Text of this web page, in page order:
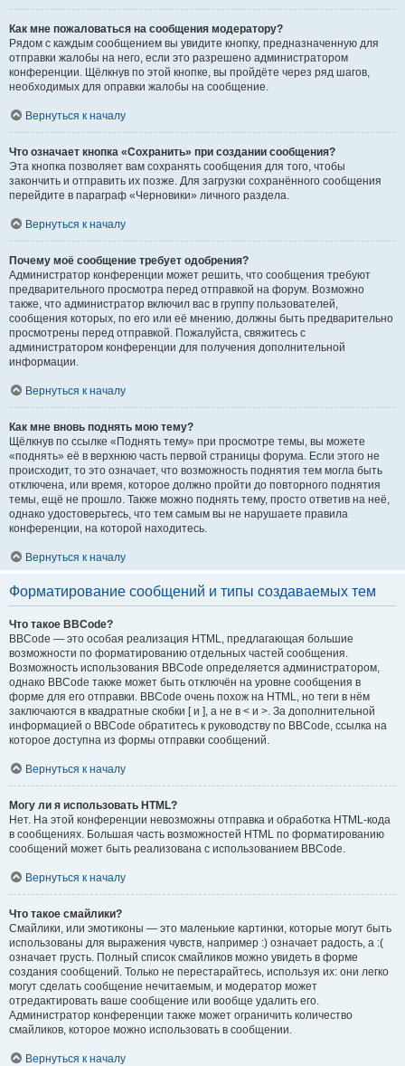
Как мне пожаловаться на сообщения модератору?
Рядом с каждым сообщением вы увидите кнопку, предназначенную для
отправки жалобы на него, если это разрешено администратором
конференции. Щёлкнув по этой кнопке, вы пройдёте через ряд шагов,
необходимых для оправки жалобы на сообщение.
Вернуться к началу
Что означает кнопка «Сохранить» при создании сообщения?
Эта кнопка позволяет вам сохранять сообщения для того, чтобы
закончить и отправить их позже. Для загрузки сохранённого сообщения
перейдите в параграф «Черновики» личного раздела.
Вернуться к началу
Почему моё сообщение требует одобрения?
Администратор конференции может решить, что сообщения требуют
предварительного просмотра перед отправкой на форум. Возможно
также, что администратор включил вас в группу пользователей,
сообщения которых, по его или её мнению, должны быть предварительно
просмотрены перед отправкой. Пожалуйста, свяжитесь с
администратором конференции для получения дополнительной
информации.
Вернуться к началу
Как мне вновь поднять мою тему?
Щёлкнув по ссылке «Поднять тему» при просмотре темы, вы можете
«поднять» её в верхнюю часть первой страницы форума. Если этого не
происходит, то это означает, что возможность поднятия тем могла быть
отключена, или время, которое должно пройти до повторного поднятия
темы, ещё не прошло. Также можно поднять тему, просто ответив на неё,
однако удостоверьтесь, что тем самым вы не нарушаете правила
конференции, на которой находитесь.
Вернуться к началу
Форматирование сообщений и типы создаваемых тем
Что такое BBCode?
BBCode — это особая реализация HTML, предлагающая большие
возможности по форматированию отдельных частей сообщения.
Возможность использования BBCode определяется администратором,
однако BBCode также может быть отключён на уровне сообщения в
форме для его отправки. BBCode очень похож на HTML, но теги в нём
заключаются в квадратные скобки [ и ], а не в < и >. За дополнительной
информацией о BBCode обратитесь к руководству по BBCode, ссылка на
которое доступна из формы отправки сообщений.
Вернуться к началу
Могу ли я использовать HTML?
Нет. На этой конференции невозможны отправка и обработка HTML-кода
в сообщениях. Большая часть возможностей HTML по форматированию
сообщений может быть реализована с использованием BBCode.
Вернуться к началу
Что такое смайлики?
Смайлики, или эмотиконы — это маленькие картинки, которые могут быть
использованы для выражения чувств, например :) означает радость, а :(
означает грусть. Полный список смайликов можно увидеть в форме
создания сообщений. Только не перестарайтесь, используя их: они легко
могут сделать сообщение нечитаемым, и модератор может
отредактировать ваше сообщение или вообще удалить его.
Администратор конференции также может ограничить количество
смайликов, которое можно использовать в сообщении.
Вернуться к началу